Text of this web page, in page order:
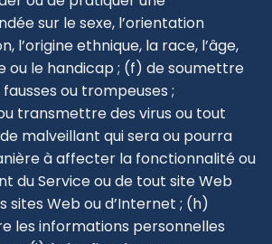
sur le sexe, l’orientation
l’origine ethnique, la race, l’âge,
ou le handicap ; (f) de soumettre
ou trompeuses ;
transmettre des virus ou tout
malveillant qui sera ou pourra
à affecter la fonctionnalité ou
du Service ou de tout site Web
sites Web ou d’Internet ; (h)
les informations personnelles